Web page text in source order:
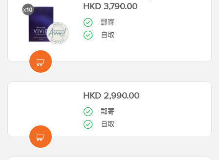
HKD 3,790.00
郵寄
自取
HKD 2,990.00
郵寄
自取